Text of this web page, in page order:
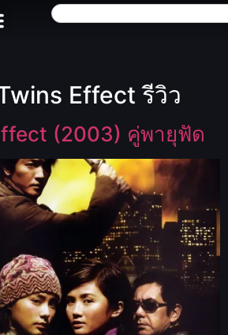
Effect รีวิว
(2003) คู่พายุฟัด